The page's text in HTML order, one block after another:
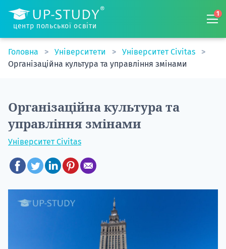
центр польської освіти
1
Головна Університети
Університет Civitas
Організаційна культура та управління змінами
Організаційна культура та
управління змінами
Університет Civitas